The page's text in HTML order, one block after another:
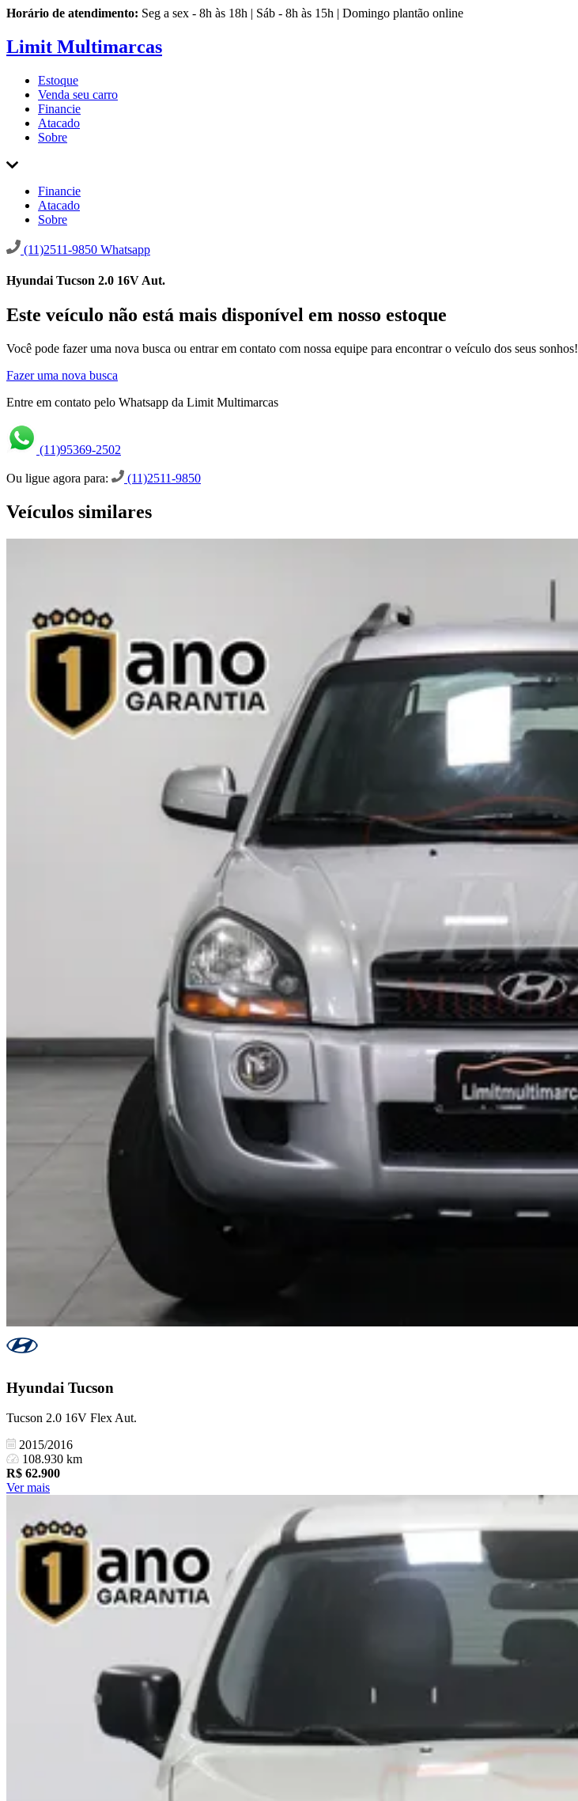
Horário de atendimento: Seg a sex - 8h às 18h | Sáb - 8h às 15h | Domingo plantão online
Limit Multimarcas
Estoque
Venda seu carro
Financie
Atacado
Sobre
Financie
Atacado
Sobre
(11)2511-9850 Whatsapp
Hyundai Tucson 2.0 16V Aut.
Este veículo não está mais disponível em nosso estoque
Você pode fazer uma nova busca ou entrar em contato com nossa equipe para encontrar o veículo dos seus sonhos!
Fazer uma nova busca
Entre em contato pelo Whatsapp da Limit Multimarcas
(11)95369-2502
Ou ligue agora para: (11)2511-9850
Veículos similares
Hyundai Tucson
Tucson 2.0 16V Flex Aut.
2015/2016
108.930 km
R$ 62.900
Ver mais